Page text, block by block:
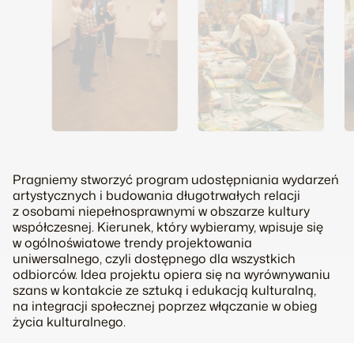
Pragniemy stworzyć program udostępniania wydarzeń
artystycznych i budowania długotrwałych relacji
z osobami niepełnosprawnymi w obszarze kultury
współczesnej. Kierunek, który wybieramy, wpisuje się
w ogólnoświatowe trendy projektowania
uniwersalnego, czyli dostępnego dla wszystkich
odbiorców. Idea projektu opiera się na wyrównywaniu
szans w kontakcie ze sztuką i edukacją kulturalną,
na integracji społecznej poprzez włączanie w obieg
życia kulturalnego.